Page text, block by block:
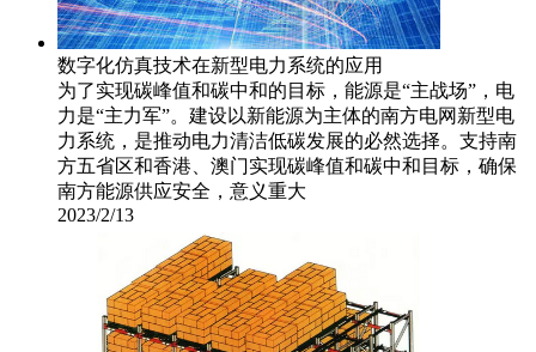
数字化仿真技术在新型电力系统的应用
为了实现碳峰值和碳中和的目标，能源是“主战场”，电
力是“主力军”。建设以新能源为主体的南方电网新型电
力系统，是推动电力清洁低碳发展的必然选择。支持南
方五省区和香港、澳门实现碳峰值和碳中和目标，确保
南方能源供应安全，意义重大
2023/2/13